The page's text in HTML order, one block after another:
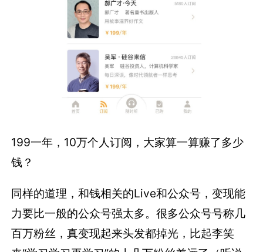
199一年，10万个人订阅，大家算一算赚了多少
钱？
同样的道理，和钱相关的Live和公众号，变现能
力要比一般的公众号强太多。很多公众号号称几
百万粉丝，真变现起来头发都掉光，比起李笑